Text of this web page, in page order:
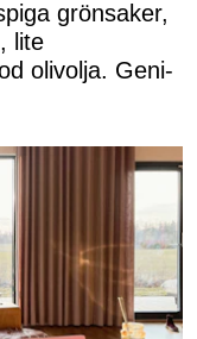
grönsaker,
lite
olivolja. Geni-